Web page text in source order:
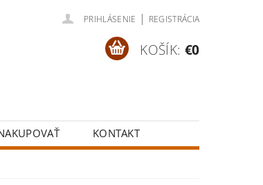
PRIHLÁSENIE | REGISTRÁCIA
KOŠÍK: €0
KONTAKT